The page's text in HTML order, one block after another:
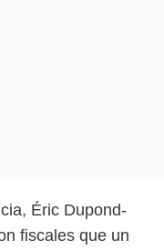
Éric Dupond-
fiscales que un